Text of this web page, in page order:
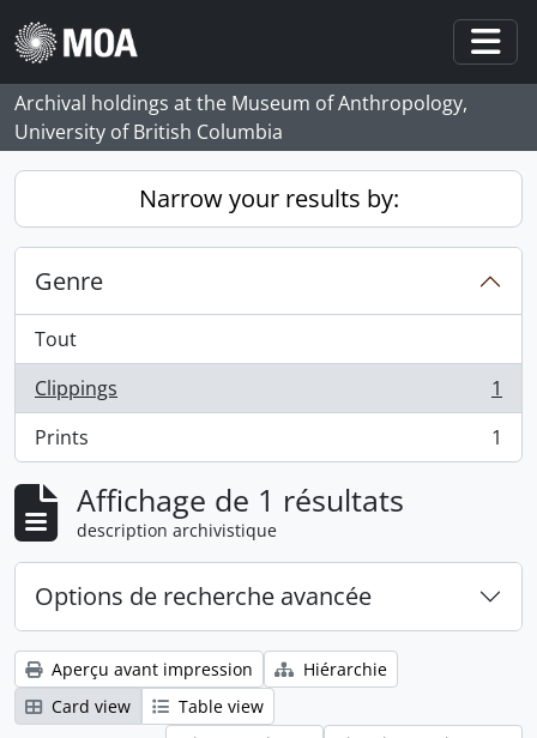
Skip to main content
Archival holdings at the Museum of Anthropology,
University of British Columbia
Narrow your results by:
Genre
Tout
Clippings
, 1 résultats
1
Prints
, 1 résultats 1
Affichage de 1 résultats
description archivistique
Options de recherche avancée
Aperçu avant impression
Hiérarchie
Card view
Table view